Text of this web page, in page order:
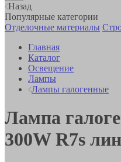
Назад
Популярные категории
Отделочные материалы
Главная
Каталог
Освещение
Лампы
Лампы галогенные
Лампа
300W R7s